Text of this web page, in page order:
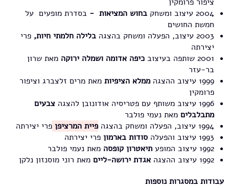
ציפור פרומקין
2004 עיצוב ומשחק
בחוש המציאות -בסדרת מופעים על
חמשת החושים
2003 עיצוב, הפעלה ומשחק בהצגה
בלילה חלמתי חיות,פרי
יצירתה
2001 שותפה בעיצוב
כיפה אדומה ושמלה ירוקה מאת שרון
בר-עזר
1999 עיצוב ההצגה
ממלא הציפיות מאת מרים זלצברג וציפור
פרומקין
1996 עיצוב משותף עם פטריסיה אודונובן להצגה
צבעים
מתבלבלים מאת נעמי פולבר
1994 עיצוב, הפעלה ומשחק בהצגה
פיית המרציפןפרי יצירתה
1993 עיצוב והפעלה
סודות בארמון פרי יצירתה
1992 עיצוב המופע
תיאטרון קופסהמאת נעמי פולבר
1992 עיצוב ההצגה
אגדת ירושה-ליים מאת רוני מוסנזון נלקן
עבודות במסגרות נוספות